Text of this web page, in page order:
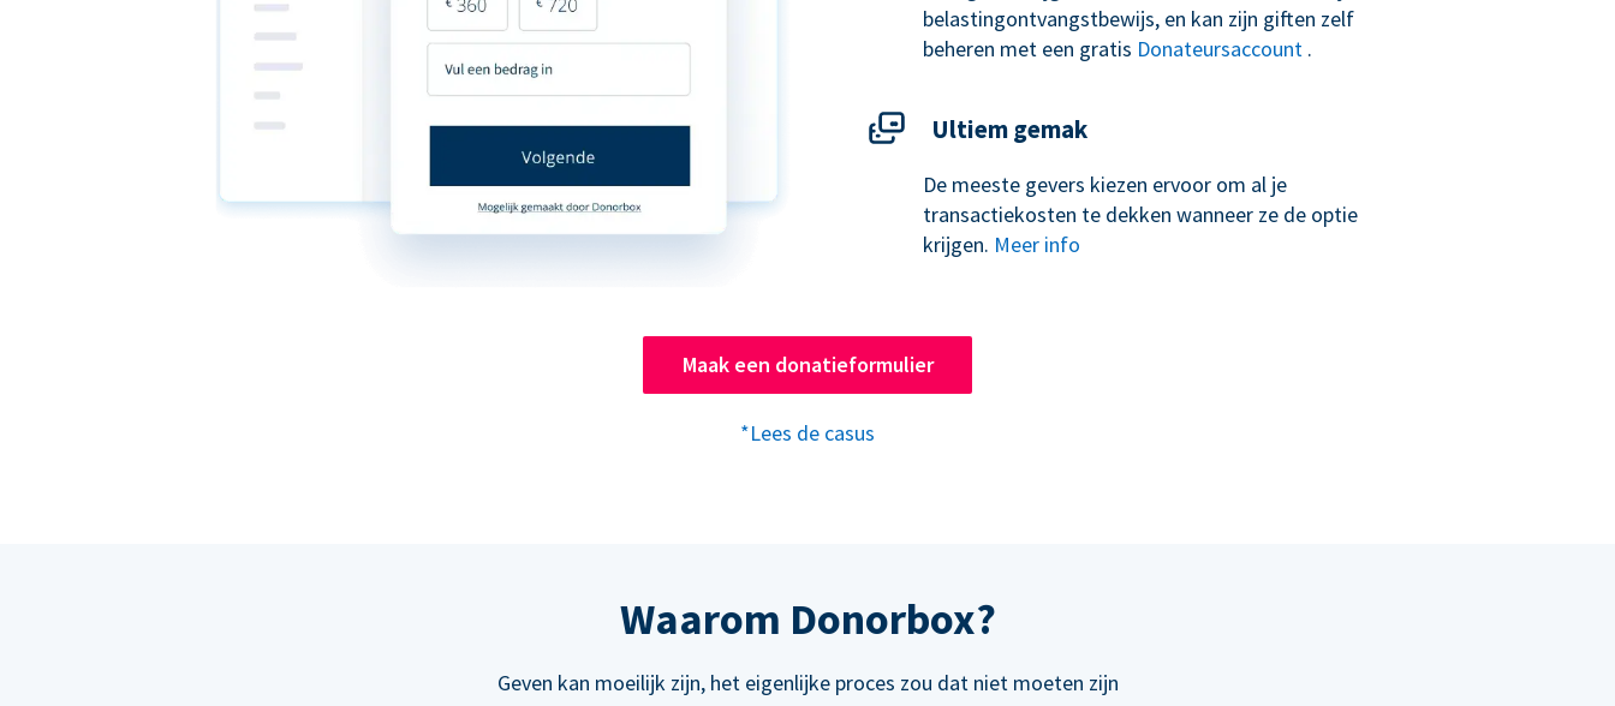
belastingontvangstbewijs, en kan zijn giften zelf
beheren met een gratis Donateursaccount .
Ultiem gemak
De meeste gevers kiezen ervoor om al je
transactiekosten te dekken wanneer ze de optie
krijgen. Meer info
Maak een donatieformulier
*Lees de casus
Waarom Donorbox?
Geven kan moeilijk zijn, het eigenlijke proces zou dat niet moeten zijn